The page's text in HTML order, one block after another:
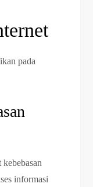
pada
informasi